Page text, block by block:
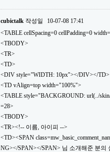
cubictalk 작성일
10-07-08 17:41
<TABLE cellSpacing=0 cellPadding=0
<TBODY>
<TR>
<TD>
<DIV style="WIDTH: 10px"></DIV></TD>
<TD vAlign=top width="100%">
<TABLE style="BACKGROUND: url(../skin/
=28>
<TBODY>
<TR><!-- 이름, 아이피 -->
<TD><SPAN
NG></SPAN></SPAN> 님 소개해준 분